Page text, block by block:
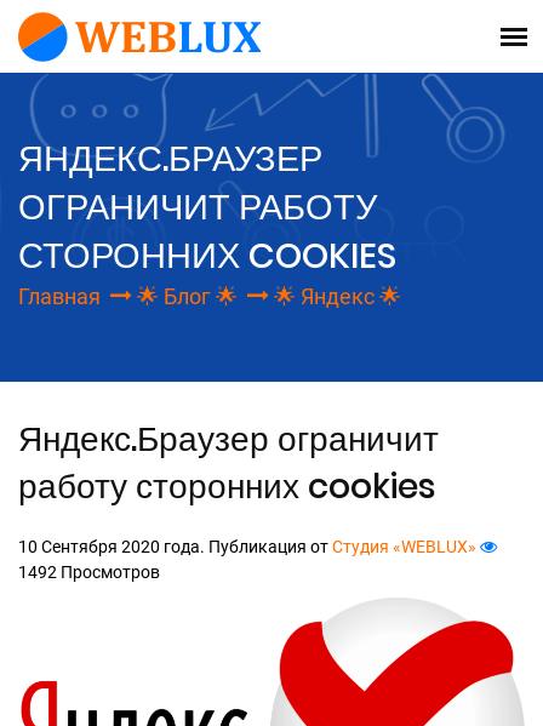
ЯНДЕКС.БРАУЗЕР
ОГРАНИЧИТ РАБОТУ
СТОРОННИХ COOKIES
Главная 🌟 Блог 🌟 🌟 Яндекс 🌟
Яндекс.Браузер ограничит
работу сторонних cookies
10 Сентября 2020 года. Публикация отСтудия «WEBLUX»
1492 Просмотров